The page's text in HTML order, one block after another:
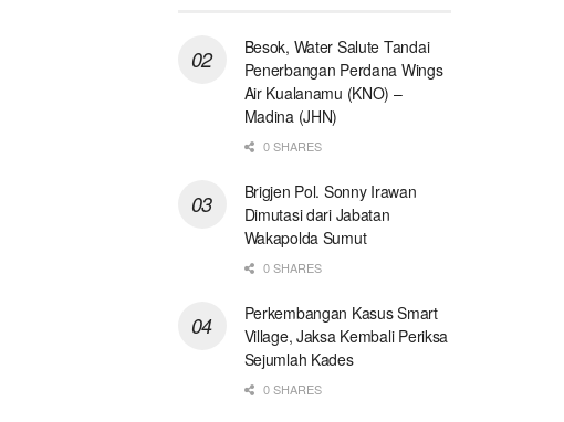
Besok, Water Salute Tandai
Penerbangan Perdana Wings
Air Kualanamu (KNO) –
Madina (JHN)
0 SHARES
Brigjen Pol. Sonny Irawan
Dimutasi dari Jabatan
Wakapolda Sumut
0 SHARES
Perkembangan Kasus Smart
Village, Jaksa Kembali Periksa
Sejumlah Kades
0 SHARES